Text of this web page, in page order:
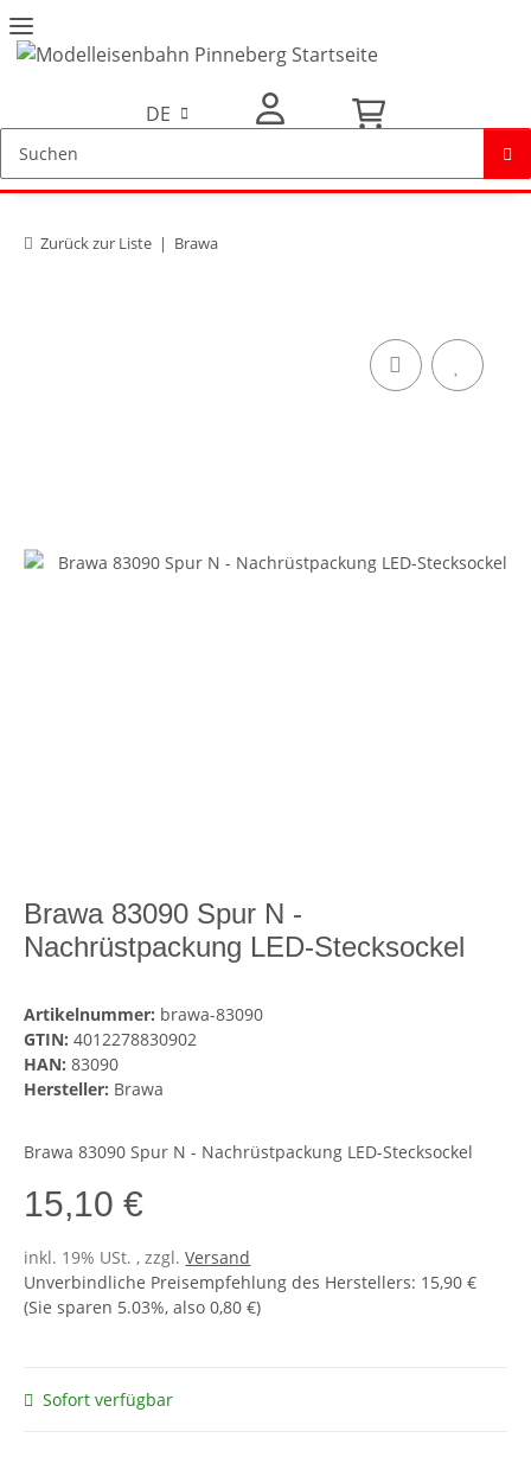
DE
Zurück zur Liste Brawa
Brawa 83090 Spur N -
Nachrüstpackung LED-Stecksockel
Artikelnummer: brawa-83090
GTIN: 4012278830902
HAN: 83090
Hersteller: Brawa
Brawa 83090 Spur N - Nachrüstpackung LED-Stecksockel
15,10 €
inkl. 19% USt. , zzgl.Versand
Unverbindliche Preisempfehlung des Herstellers: 15,90 €
(Sie sparen 5.03%, also0,80 €)
Sofort verfügbar